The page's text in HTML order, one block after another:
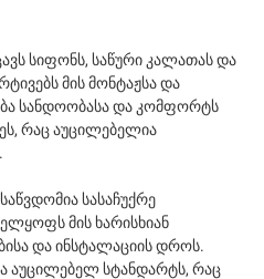
სიფონს, საწური კალათას და
მის მონტაჟსა და
სანდოობასა და კომფორტს
რაც აუცილებელია
სასაჩუქრე
მის ხარისხიან
და ინსტალაციის დროს.
აუცილებელ სტანდარტს, რაც